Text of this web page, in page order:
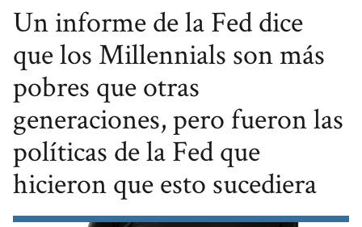
Un informe de la Fed dice
que los Millennials son más
pobres que otras
generaciones, pero fueron las
políticas de la Fed que
hicieron que esto sucediera